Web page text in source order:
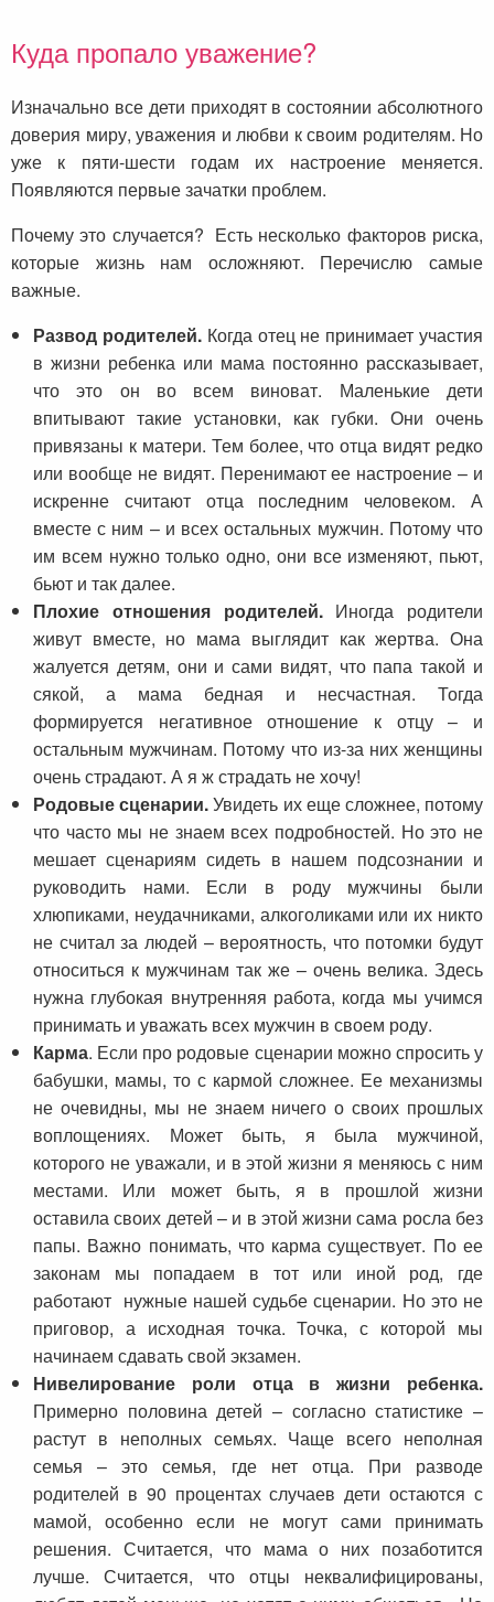
Куда пропало уважение?
Изначально все дети приходят в состоянии абсолютного
доверия миру, уважения и любви к своим родителям. Но
уже к пяти-шести годам их настроение меняется.
Появляются первые зачатки проблем.
Почему это случается? Есть несколько факторов риска,
которые жизнь нам осложняют. Перечислю самые
важные.
Развод родителей.Когда отец не принимает участия
в жизни ребенка или мама постоянно рассказывает,
что это он во всем виноват. Маленькие дети
впитывают такие установки, как губки. Они очень
привязаны к матери. Тем более, что отца видят редко
или вообще не видят. Перенимают ее настроение – и
искренне считают отца последним человеком. А
вместе с ним – и всех остальных мужчин. Потому что
им всем нужно только одно, они все изменяют, пьют,
бьют и так далее.
Плохие отношения родителей.Иногда родители
живут вместе, но мама выглядит как жертва. Она
жалуется детям, они и сами видят, что папа такой и
сякой, а мама бедная и несчастная. Тогда
формируется негативное отношение к отцу – и
остальным мужчинам. Потому что из-за них женщины
очень страдают. А я ж страдать не хочу!
Родовые сценарии.Увидеть их еще сложнее, потому
что часто мы не знаем всех подробностей. Но это не
мешает сценариям сидеть в нашем подсознании и
руководить нами. Если в роду мужчины были
хлюпиками, неудачниками, алкоголиками или их никто
не считал за людей – вероятность, что потомки будут
относиться к мужчинам так же – очень велика. Здесь
нужна глубокая внутренняя работа, когда мы учимся
принимать и уважать всех мужчин в своем роду.
Карма. Если про родовые сценарии можно спросить у
бабушки, мамы, то с кармой сложнее. Ее механизмы
не очевидны, мы не знаем ничего о своих прошлых
воплощениях. Может быть, я была мужчиной,
которого не уважали, и в этой жизни я меняюсь с ним
местами. Или может быть, я в прошлой жизни
оставила своих детей – и в этой жизни сама росла без
папы. Важно понимать, что карма существует. По ее
законам мы попадаем в тот или иной род, где
работают нужные нашей судьбе сценарии. Но это не
приговор, а исходная точка. Точка, с которой мы
начинаем сдавать свой экзамен.
Нивелирование роли отца в жизни ребенка.
Примерно половина детей – согласно статистике –
растут в неполных семьях. Чаще всего неполная
семья – это семья, где нет отца. При разводе
родителей в 90 процентах случаев дети остаются с
мамой, особенно если не могут сами принимать
решения. Считается, что мама о них позаботится
лучше. Считается, что отцы неквалифицированы,